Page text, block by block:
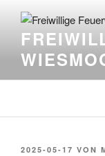
2025-05-17 VON